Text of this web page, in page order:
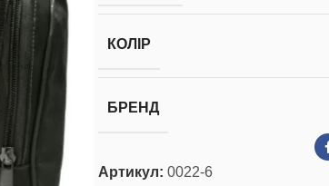
КОЛІР
БРЕНД
Артикул: 0022-6